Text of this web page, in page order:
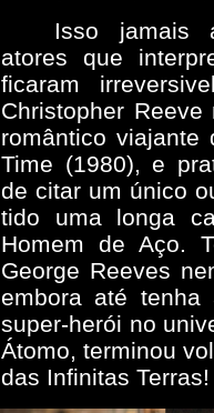
Isso jamais
atores que
ficaram
Christopher
romântico viajante
Time (1980), e
de citar um único
tido uma longa
Homem de Aço.
George Reeves
embora até
super-herói no
Átomo, terminou
das Infinitas Terras!